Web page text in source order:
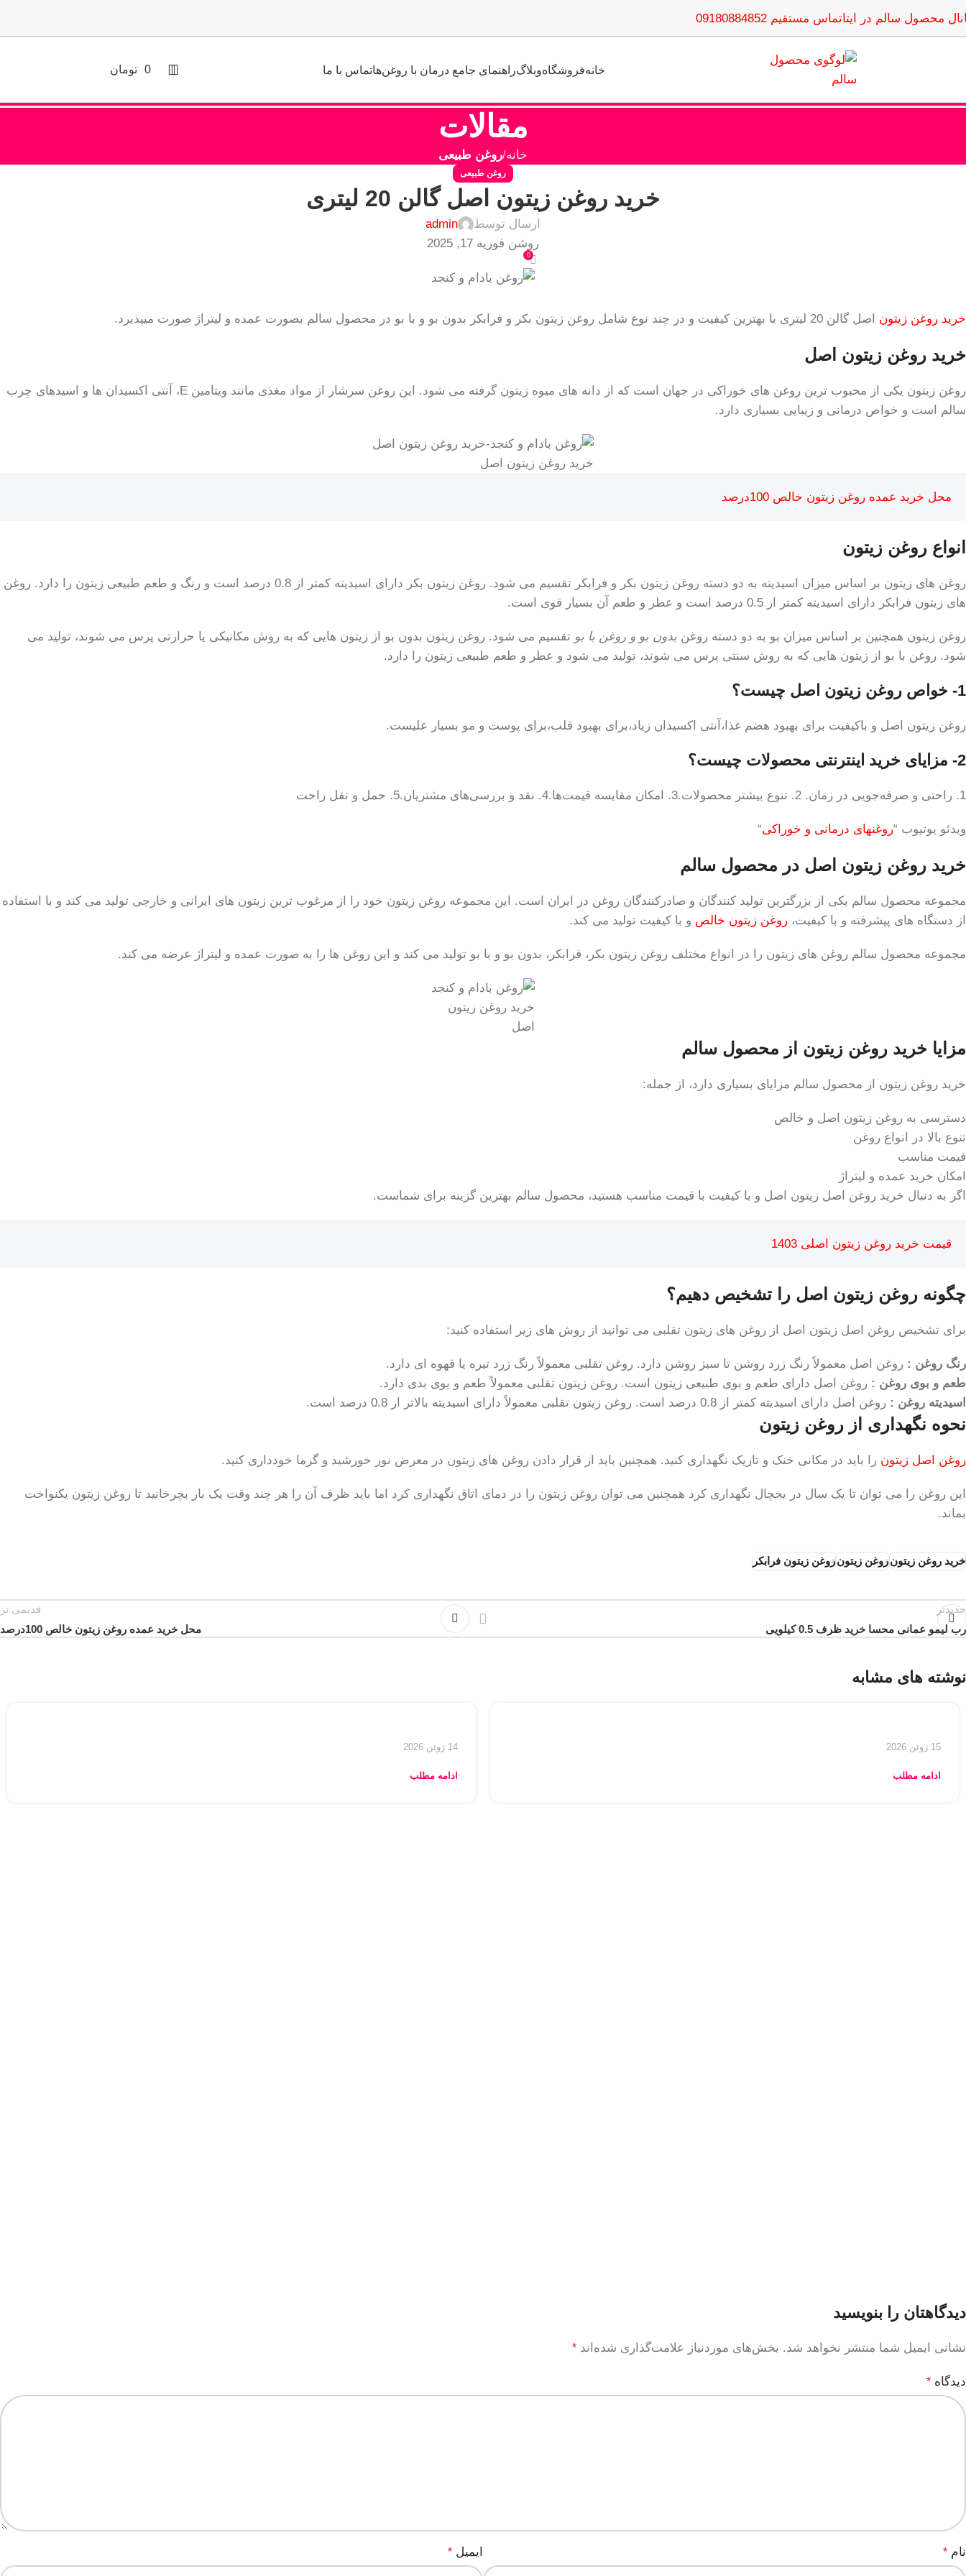
محصول سالم در ایتاتماس مستقیم 09180884852
خانهفروشگاهوبلاگراهنمای جامع درمان با روغن‌هاتماس با ما 0 تومان
مقالات
خانه روغن طبیعی
روغن طبیعی
خرید روغن زیتون اصل گالن 20 لیتری
ارسال توسط
admin
روشن فوریه 17, 2025
0
خرید روغن زیتون اصل گالن 20 لیتری با بهترین کیفیت و در چند نوع شامل روغن زیتون بکر و فرابکر بدون بو و با بو در محصول سالم بصورت عمده و لیتراژ صورت میپذیرد.
خرید روغن زیتون اصل
روغن زیتون یکی از محبوب ترین روغن های خوراکی در جهان است که از دانه های میوه زیتون گرفته می شود. این روغن سرشار از مواد مغذی مانند ویتامین E، آنتی اکسیدان ها و اسیدهای چرب
سالم است و خواص درمانی و زیبایی بسیاری دارد.
خرید روغن زیتون اصل
محل خرید عمده روغن زیتون خالص 100درصد
انواع روغن زیتون
روغن های زیتون بر اساس میزان اسیدیته به دو دسته روغن زیتون بکر و فرابکر تقسیم می شود. روغن زیتون بکر دارای اسیدیته کمتر از 0.8 درصد است و رنگ و طعم طبیعی زیتون را دارد. روغن
های زیتون فرابکر دارای اسیدیته کمتر از 0.5 درصد است و عطر و طعم آن بسیار قوی است.
روغن زیتون همچنین بر اساس میزان بو به دو دسته روغن بدون بو و روغن با بو تقسیم می شود. روغن زیتون بدون بو از زیتون هایی که به روش مکانیکی یا حرارتی پرس می شوند، تولید می
شود. روغن با بو از زیتون هایی که به روش سنتی پرس می شوند، تولید می شود و عطر و طعم طبیعی زیتون را دارد.
1- خواص روغن زیتون اصل چیست؟
روغن زیتون اصل و باکیفیت برای بهبود هضم غذا،آنتی اکسیدان زیاد،برای بهبود قلب،برای پوست و مو بسیار علیست.
2- مزایای خرید اینترنتی محصولات چیست؟
1. راحتی و صرفه‌جویی در زمان. 2. تنوع بیشتر محصولات.3. امکان مقایسه قیمت‌ها.4. نقد و بررسی‌های مشتریان.5. حمل و نقل راحت
ویدئو یوتیوب “روغنهای درمانی و خوراکی“
خرید روغن زیتون اصل در محصول سالم
مجموعه محصول سالم یکی از بزرگترین تولید کنندگان و صادرکنندگان روغن در ایران است. این مجموعه روغن زیتون خود را از مرغوب ترین زیتون های ایرانی و خارجی تولید می کند و با استفاده
از دستگاه های پیشرفته و با کیفیت، روغن زیتون خالص و با کیفیت تولید می کند.
مجموعه محصول سالم روغن های زیتون را در انواع مختلف روغن زیتون بکر، فرابکر، بدون بو و با بو تولید می کند و این روغن ها را به صورت عمده و لیتراژ عرضه می کند.
خرید روغن زیتون
اصل
مزایا خرید روغن زیتون از محصول سالم
خرید روغن زیتون از محصول سالم مزایای بسیاری دارد، از جمله:
دسترسی به روغن زیتون اصل و خالص
تنوع بالا در انواع روغن
قیمت مناسب
امکان خرید عمده و لیتراژ
اگر به دنبال خرید روغن اصل زیتون اصل و با کیفیت با قیمت مناسب هستید، محصول سالم بهترین گزینه برای شماست.
قیمت خرید روغن زیتون اصلی 1403
چگونه روغن زیتون اصل را تشخیص دهیم؟
برای تشخیص روغن اصل زیتون اصل از روغن های زیتون تقلبی می توانید از روش های زیر استفاده کنید:
رنگ روغن : روغن اصل معمولاً رنگ زرد روشن تا سبز روشن دارد. روغن تقلبی معمولاً رنگ زرد تیره یا قهوه ای دارد.
طعم و بوی روغن : روغن اصل دارای طعم و بوی طبیعی زیتون است. روغن زیتون تقلبی معمولاً طعم و بوی بدی دارد.
اسیدیته روغن : روغن اصل دارای اسیدیته کمتر از 0.8 درصد است. روغن زیتون تقلبی معمولاً دارای اسیدیته بالاتر از 0.8 درصد است.
نحوه نگهداری از روغن زیتون
روغن اصل زیتون را باید در مکانی خنک و تاریک نگهداری کنید. همچنین باید از قرار دادن روغن های زیتون در معرض نور خورشید و گرما خودداری کنید.
این روغن را می توان تا یک سال در یخچال نگهداری کرد همچنین می توان روغن زیتون را در دمای اتاق نگهداری کرد اما باید ظرف آن را هر چند وقت یک بار بچرخانید تا روغن زیتون یکنواخت
بماند.
خرید روغن زیتونروغن زیتونروغن زیتون فرابکر
جدیدتر
رب لیمو عمانی محسا خرید ظرف 0.5 کیلویی
قدیمی تر
محل خرید عمده روغن زیتون خالص 100درصد
نوشته های مشابه
15 ژوئن 2026
ادامه مطلب
14 ژوئن 2026
ادامه مطلب
دیدگاهتان را بنویسید
نشانی ایمیل شما منتشر نخواهد شد. بخش‌های موردنیاز علامت‌گذاری شده‌اند *
دیدگاه *
نام * ایمیل *